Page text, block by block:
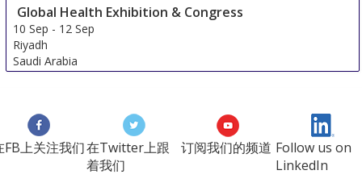
Global Health Exhibition & Congress
10 Sep - 12 Sep
Riyadh
Saudi Arabia
FB上关注我们在Twitter上跟
着我们
订阅我们的频道 Follow us on
LinkedIn